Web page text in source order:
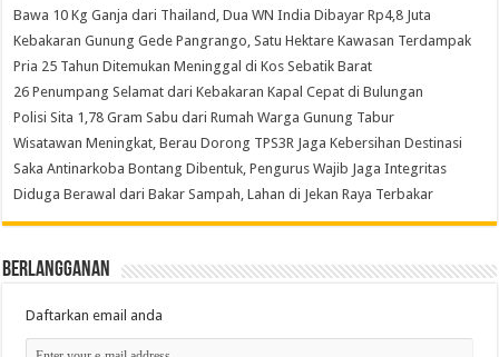
Bawa 10 Kg Ganja dari Thailand, Dua WN India Dibayar Rp4,8 Juta
Kebakaran Gunung Gede Pangrango, Satu Hektare Kawasan Terdampak
Pria 25 Tahun Ditemukan Meninggal di Kos Sebatik Barat
26 Penumpang Selamat dari Kebakaran Kapal Cepat di Bulungan
Polisi Sita 1,78 Gram Sabu dari Rumah Warga Gunung Tabur
Wisatawan Meningkat, Berau Dorong TPS3R Jaga Kebersihan Destinasi
Saka Antinarkoba Bontang Dibentuk, Pengurus Wajib Jaga Integritas
Diduga Berawal dari Bakar Sampah, Lahan di Jekan Raya Terbakar
Berlangganan
Daftarkan email anda